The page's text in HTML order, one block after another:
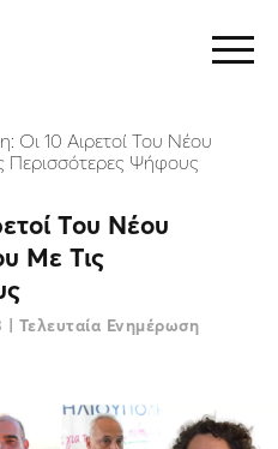
Οι 10 Αιρετοί Του Νέου
Περισσότερες Ψήφους
Του Νέου
Με Τις
| Τελευταία Ενημέρωση